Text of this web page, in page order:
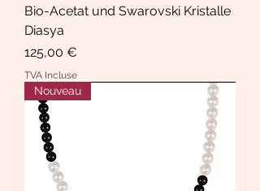
Bio-Acetat und Swarovski Kristalle
Diasya
Prix
125,00 €
TVA Incluse
Nouveau